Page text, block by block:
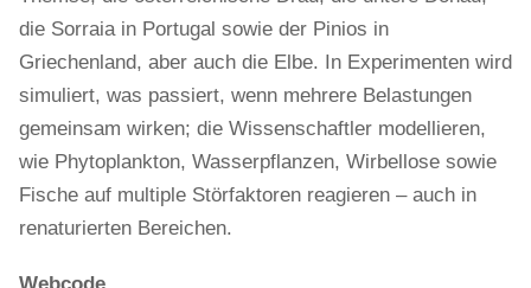
die Sorraia in Portugal sowie der Pinios in
Griechenland, aber auch die Elbe. In Experimenten wird
simuliert, was passiert, wenn mehrere Belastungen
gemeinsam wirken; die Wissenschaftler modellieren,
wie Phytoplankton, Wasserpflanzen, Wirbellose sowie
Fische auf multiple Störfaktoren reagieren – auch in
renaturierten Bereichen.